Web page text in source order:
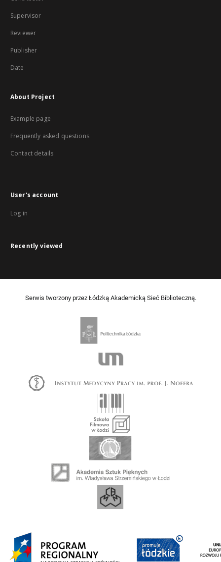
Supervisor
Reviewer
Publisher
Date
About Project
Example page
Frequently asked questions
Contact details
User's account
Log in
Recently viewed
Serwis tworzony przez Łódzką Akademicką Sieć Biblioteczną.